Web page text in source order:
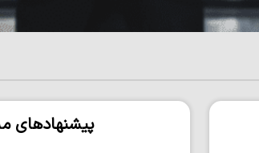
پیشنهادهای